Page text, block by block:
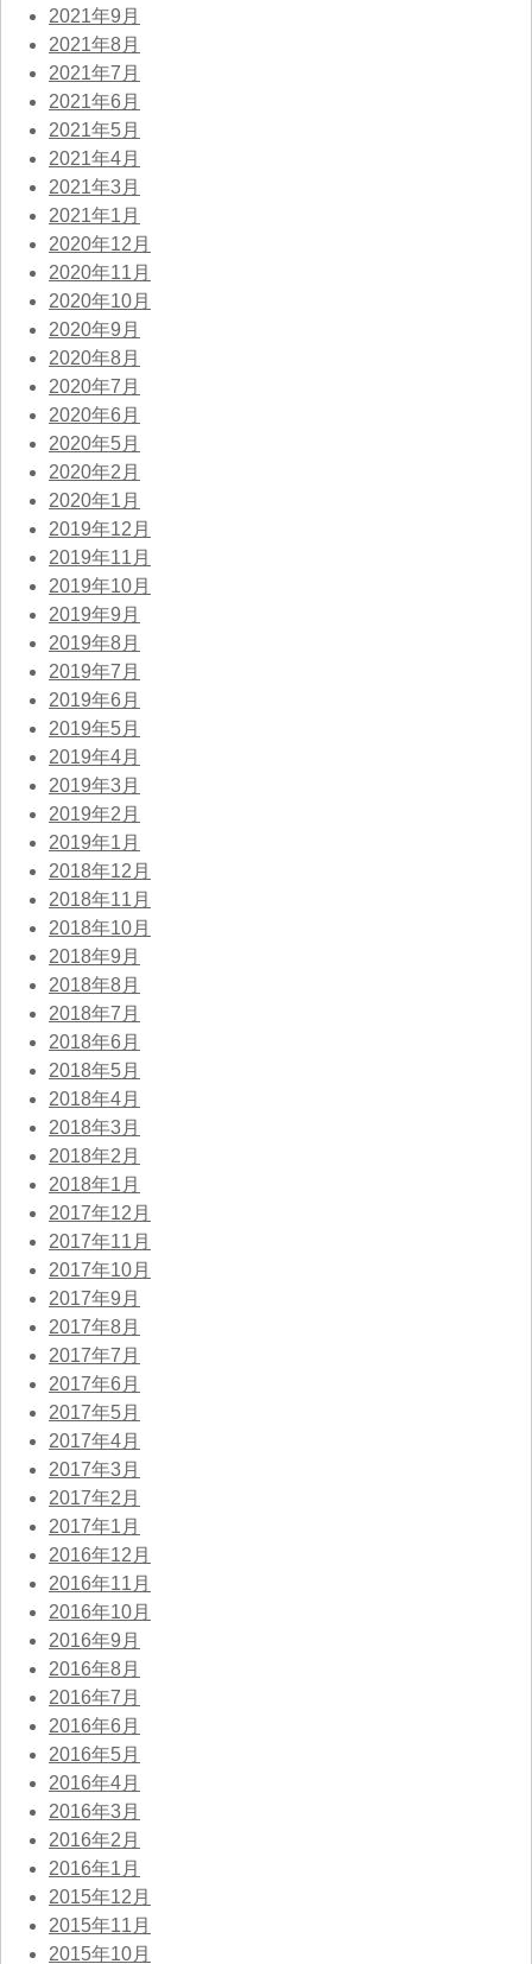
2021年9月
2021年8月
2021年7月
2021年6月
2021年5月
2021年4月
2021年3月
2021年1月
2020年12月
2020年11月
2020年10月
2020年9月
2020年8月
2020年7月
2020年6月
2020年5月
2020年2月
2020年1月
2019年12月
2019年11月
2019年10月
2019年9月
2019年8月
2019年7月
2019年6月
2019年5月
2019年4月
2019年3月
2019年2月
2019年1月
2018年12月
2018年11月
2018年10月
2018年9月
2018年8月
2018年7月
2018年6月
2018年5月
2018年4月
2018年3月
2018年2月
2018年1月
2017年12月
2017年11月
2017年10月
2017年9月
2017年8月
2017年7月
2017年6月
2017年5月
2017年4月
2017年3月
2017年2月
2017年1月
2016年12月
2016年11月
2016年10月
2016年9月
2016年8月
2016年7月
2016年6月
2016年5月
2016年4月
2016年3月
2016年2月
2016年1月
2015年12月
2015年11月
2015年10月